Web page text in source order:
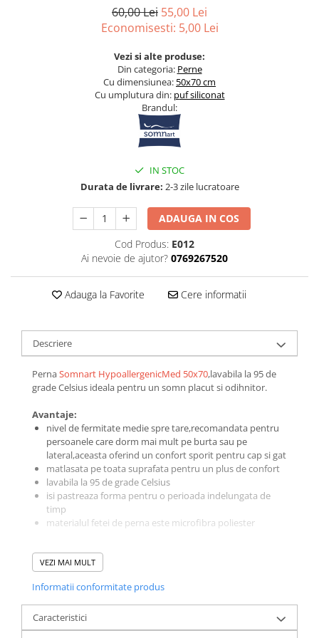
Tipul cearceafului de pat
Normal - fara elastic
Galbena
Imprimeu
Cu flori
Cu dungi
Cu inimioare
Cu pisici
Cu Animal Print
Cu ursuleti
60,00 Lei 55,00 Lei
Economisesti: 5,00 Lei
Vezi si alte produse:
Din categoria: Perne
Cu dimensiunea: 50x70 cm
Cu umplutura din: puf siliconat
Brandul:
IN STOC
Durata de livrare: 2-3 zile lucratoare
ADAUGA IN COS
Cod Produs: E012
Ai nevoie de ajutor? 0769267520
Adauga la Favorite Cere informatii
Descriere
PernaSomnart HypoallergenicMed 50x70,lavabila la 95 de
grade Celsius ideala pentru un somn placut si odihnitor.
Avantaje:
nivel de fermitate medie spre tare,recomandata pentru
persoanele care dorm mai mult pe burta sau pe
lateral,aceasta oferind un confort sporit pentru cap si gat
matlasata pe toata suprafata pentru un plus de confort
lavabila la 95 de grade Celsius
isi pastreaza forma pentru o perioada indelungata de
timp
materialul fetei de perna este microfibra poliester
Compozitie:
material umplutura:fibra poliester hipoalergenica tip
material fata de perna:microfibra poliester-umplutura
este preaglomerata in bilute individuale (fibra buclata
sau ciorchine) de dimensiunea unei perle,rezultand o
capacitate antiaglomeranta foarte buna,ceea ce
VEZI MAI MULT
Informatii conformitate produs
Caracteristici